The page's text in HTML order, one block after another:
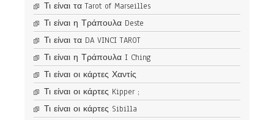
Τι είναι τα Tarot of Marseilles
Τι είναι η Τράπουλα Deste
Τι είναι τα DA VINCI TAROT
Τι είναι η Τράπουλα I Ching
Τι είναι οι κάρτες Χαντίς
Τι είναι οι κάρτες Kipper ;
Τι είναι οι κάρτες Sibilla